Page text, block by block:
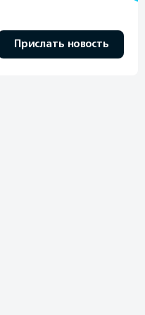
Прислать новость